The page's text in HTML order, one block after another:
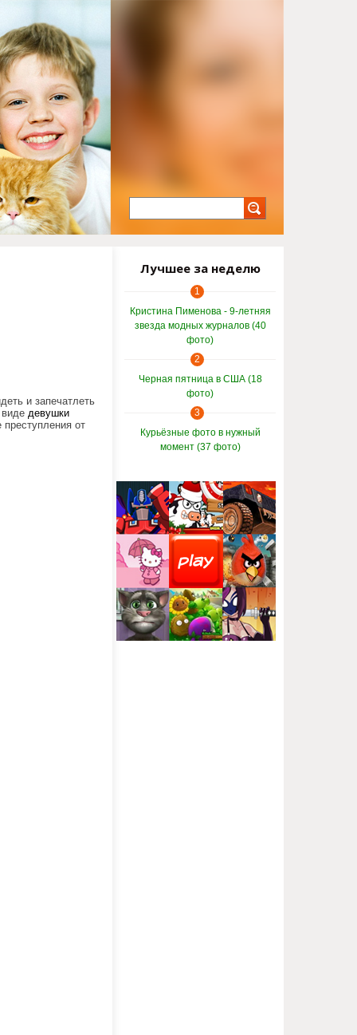
и запечатлеть
девушки
от
Лучшее за неделю
1
Кристина Пименова - 9-летняя
звезда модных журналов (40
фото)
2
Черная пятница в США (18
фото)
3
Курьёзные фото в нужный
момент (37 фото)